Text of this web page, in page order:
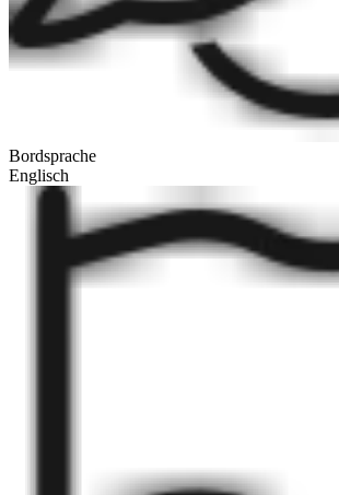
Bordsprache
Englisch